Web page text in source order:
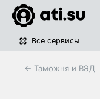
Все сервисы
← Таможня и ВЭД